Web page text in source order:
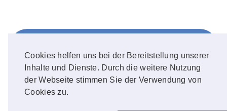
Cookies helfen uns bei der Bereitstellung unserer
Inhalte und Dienste. Durch die weitere Nutzung
der Webseite stimmen Sie der Verwendung von
Cookies zu.
FOLLOW ME!
Instagram
OUR PHOTOS!